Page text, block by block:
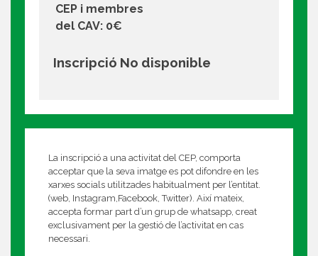
CEP i membres
del CAV: 0€
Inscripció No disponible
La inscripció a una activitat del CEP, comporta
acceptar que la seva imatge es pot difondre en les
xarxes socials utilitzades habitualment per l’entitat.
(web, Instagram,Facebook, Twitter). Així mateix,
accepta formar part d’un grup de whatsapp, creat
exclusivament per la gestió de l’activitat en cas
necessari.